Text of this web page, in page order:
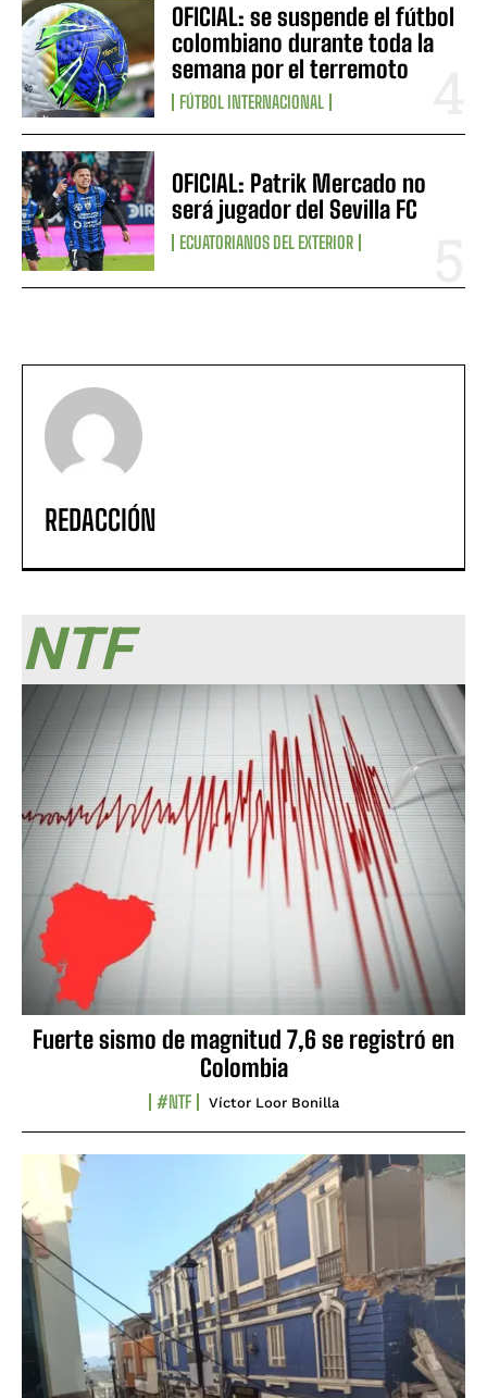
OFICIAL: se suspende el fútbol
colombiano durante toda la
semana por el terremoto
FÚTBOL INTERNACIONAL
OFICIAL: Patrik Mercado no
será jugador del Sevilla FC
ECUATORIANOS DEL EXTERIOR
REDACCIÓN
NTF
Fuerte sismo de magnitud 7,6 se registró en
Colombia
#NTF Víctor Loor Bonilla